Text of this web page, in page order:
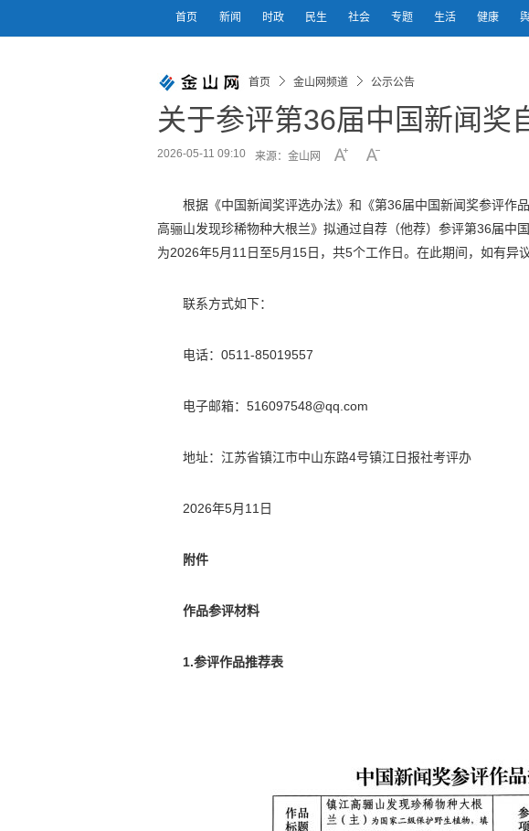
首页 新闻 时政 民生 社会 专题 生活 健康
首页 金山网频道 公示公告
关于参评第36届中国新闻奖
2026-05-11 09:10 来源：金山网
根据《中国新闻奖评选办法》和《第36届中国新闻奖参评作
高骊山发现珍稀物种大根兰》拟通过自荐（他荐）参评第36届中
为2026年5月11日至5月15日，共5个工作日。在此期间，如有异
联系方式如下：
电话：0511-85019557
电子邮箱：516097548@qq.com
地址：江苏省镇江市中山东路4号镇江日报社考评办
2026年5月11日
附件
作品参评材料
1.参评作品推荐表